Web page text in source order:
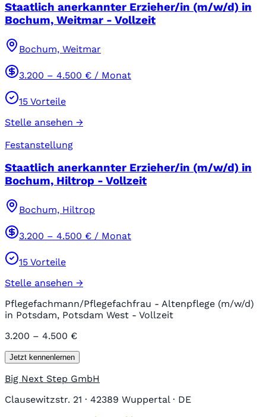
Staatlich anerkannter Erzieher/in (m/w/d) in
Bochum, Weitmar - Vollzeit
Bochum, Weitmar
3.200 – 4.500 € / Monat
15 Vorteile
Stelle ansehen →
Festanstellung
Staatlich anerkannter Erzieher/in (m/w/d) in
Bochum, Hiltrop - Vollzeit
Bochum, Hiltrop
3.200 – 4.500 € / Monat
15 Vorteile
Stelle ansehen →
Pflegefachmann/Pflegefachfrau - Altenpflege (m/w/d)
in Potsdam, Potsdam West - Vollzeit
3.200 – 4.500 €
Jetzt kennenlernen
Big Next Step GmbH
Clausewitzstr. 21 · 42389 Wuppertal · DE